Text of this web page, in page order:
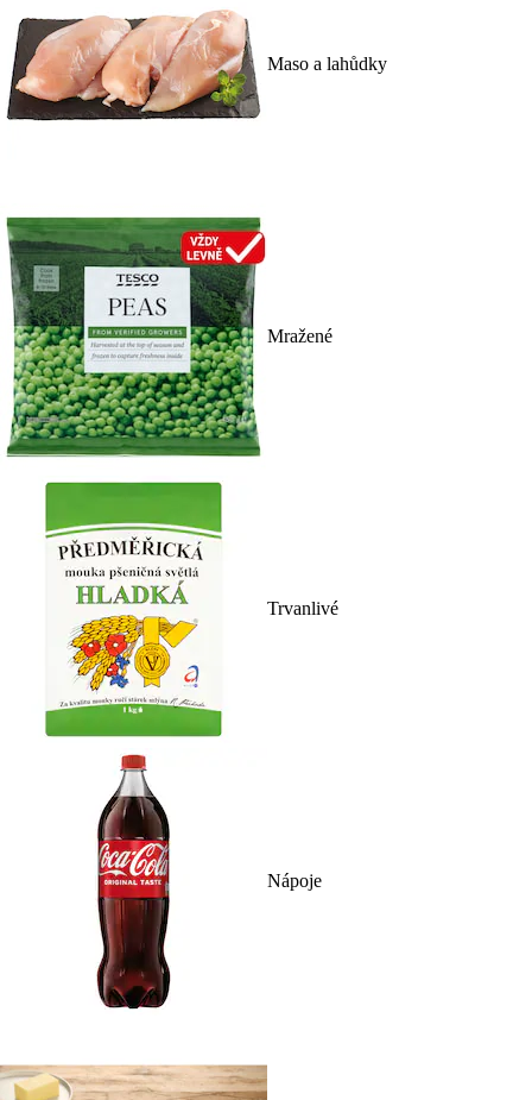
Maso a lahůdky
Mražené
Trvanlivé
Nápoje